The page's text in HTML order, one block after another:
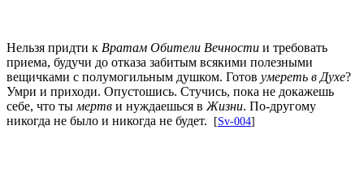
Нельзя придти к Вратам Обители Вечности и требовать
приема, будучи до отказа забитым всякими полезными
вещичками c полумогильным душком. Готов умереть в Духе?
Умри и приходи. Опустошись. Стучись, пока не докажешь
себе, что ты мертв и нуждаешься в Жизни. По-другому
никогда не было и никогда не будет.
[Sv-004]